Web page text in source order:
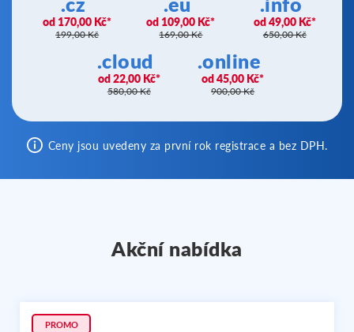
170,00 Kč
199,00 Kč
109,00 Kč
169,00 Kč
49,00 Kč
650,00 Kč
.cloud
22,00 Kč
580,00 Kč
.online
45,00 Kč
900,00 Kč
Ceny jsou uvedeny za první rok registrace a bez DPH.
Akční nabídka
PROMO